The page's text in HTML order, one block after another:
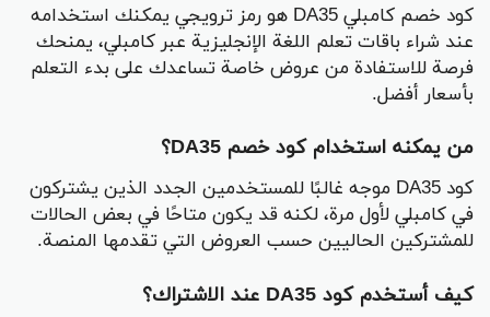
كود خصم كامبلي DA35 هو رمز ترويجي يمكنك استخدامه
عند شراء باقات تعلم اللغة الإنجليزية عبر كامبلي، يمنحك
فرصة للاستفادة من عروض خاصة تساعدك على بدء التعلم
بأسعار أفضل.
من يمكنه استخدام كود خصم DA35؟
كود DA35 موجه غالبًا للمستخدمين الجدد الذين يشتركون
في كامبلي لأول مرة، لكنه قد يكون متاحًا في بعض الحالات
للمشتركين الحاليين حسب العروض التي تقدمها المنصة.
كيف أستخدم كود DA35 عند الاشتراك؟